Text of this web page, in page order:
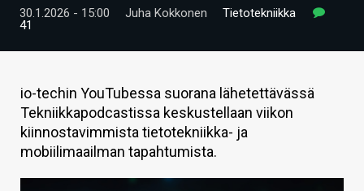
VIDEOT
TIETOA
HINTA.FI
30.1.2026 - 15:00 Juha Kokkonen
Tietotekniikka
41
io-techin YouTubessa suorana lähetettävässä
Tekniikkapodcastissa keskustellaan viikon
kiinnostavimmista tietotekniikka- ja
mobiilimaailman tapahtumista.